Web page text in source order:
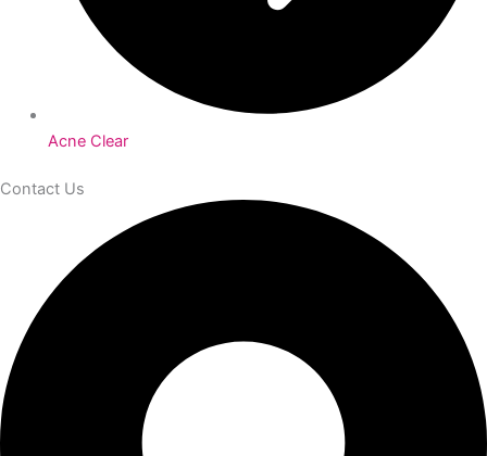
Acne Clear
Contact Us